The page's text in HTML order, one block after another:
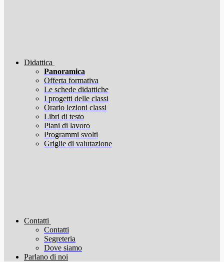
Didattica
Panoramica
Offerta formativa
Le schede didattiche
I progetti delle classi
Orario lezioni classi
Libri di testo
Piani di lavoro
Programmi svolti
Griglie di valutazione
Contatti
Contatti
Segreteria
Dove siamo
Parlano di noi